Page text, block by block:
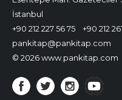
İstanbul
+90 212 227 56 75
+90 212
pankitap@pankitap.com
© 2026 www.pankitap.com